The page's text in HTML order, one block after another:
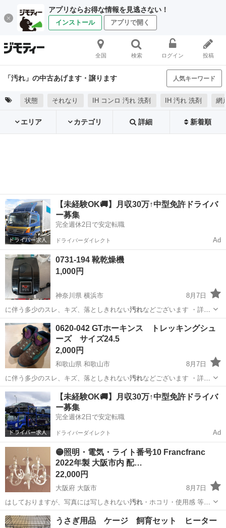
アプリならお得な情報を見逃さない！
インストール アプリで開く
全国 検索 ログイン 投稿
「汚れ」の中古あげます・譲ります 人気キーワード
状態 それなり IH コンロ 汚れ 洗剤 IH 汚れ 洗剤 網
エリア カテゴリ 詳細 新着順
【未経験OK🚚】月収30万↑中型免許ドライバ
ー募集
完全週休2日で安定転職
ドライバーダイレクト Ad
0731-194 靴乾燥機
1,000円
神奈川県 横浜市
8月7日
に伴う多少のスレ、キズ、落としきれない汚れなどございます ・詳細
は現地でご確認…
神奈川 横浜市
0620-042 GTホーキンス トレッキングシュ
ーズ サイズ24.5
2,000円
和歌山県 和歌山市
8月7日
に伴う多少のスレ、キズ、落としきれない汚れなどございます ・詳細
は現地でご確認…
和歌山 和歌山市 靴 トレッキングシューズ
【未経験OK🚚】月収30万↑中型免許ドライバ
ー募集
完全週休2日で安定転職
ドライバーダイレクト Ad
🟡照明・電気・ライト番号10 Francfranc
2022年製 大阪市内 配…
22,000円
大阪府 大阪市
8月7日
はしておりますが、写真には写しきれない汚れ・ホコリ・使用感 等は
あるかと思います…
大阪 大阪市 照明器具
うさぎ用品 ケージ 飼育セット ヒーター